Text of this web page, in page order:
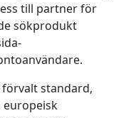
till partner för
sökprodukt
standard,
europeisk